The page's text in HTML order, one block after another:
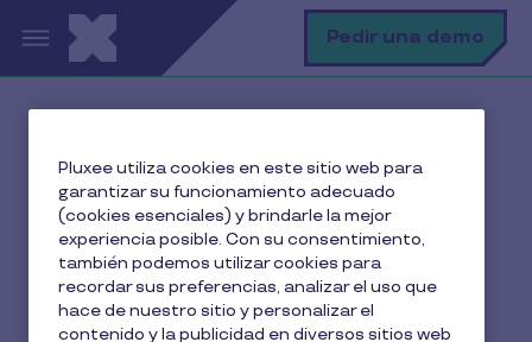
Pasar al contenido principal Pedir una demo
Employee Experience
Comunicación interna: la importancia de tener
comunicados a los empleados
Pluxee utiliza cookies en este sitio web para
garantizar su funcionamiento adecuado
(cookies esenciales) y brindarle la mejor
experiencia posible. Con su consentimiento,
también podemos utilizar cookies para
recordar sus preferencias, analizar el uso que
hace de nuestro sitio y personalizar el
contenido y la publicidad en diversos sitios web